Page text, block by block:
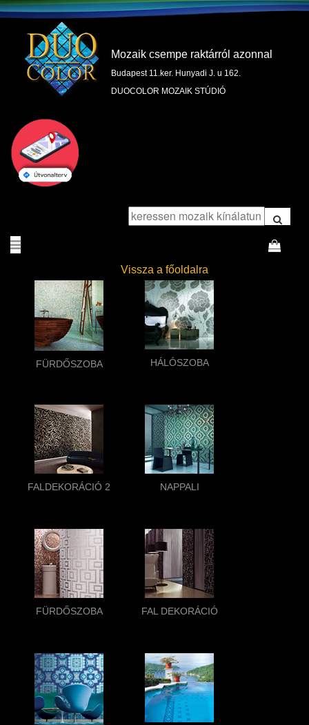
Mozaik csempe raktárról azonnal
Budapest 11.ker. Hunyadi J. u 162.
DUOCOLOR MOZAIK STÚDIÓ
Vissza a főoldalra
FÜRDŐSZOBA HÁLÓSZOBA
FALDEKORÁCIÓ 2 NAPPALI
FÜRDŐSZOBA FAL DEKORÁCIÓ